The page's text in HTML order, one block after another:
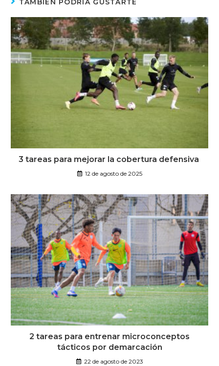
TAMBIÉN PODRÍA GUSTARTE
3 tareas para mejorar la cobertura defensiva
12 de agosto de 2025
2 tareas para entrenar microconceptos
tácticos por demarcación
22 de agosto de 2023